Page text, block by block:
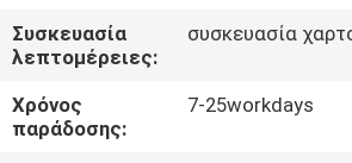
ΕΠΙΚΟΙΝΩΝΉΣΤΕ
ΜΑΖΊ
ΜΑΣ
Συσκευασία
λεπτομέρειες:
συσκευασία
Χρόνος
παράδοσης:
7-25workdays